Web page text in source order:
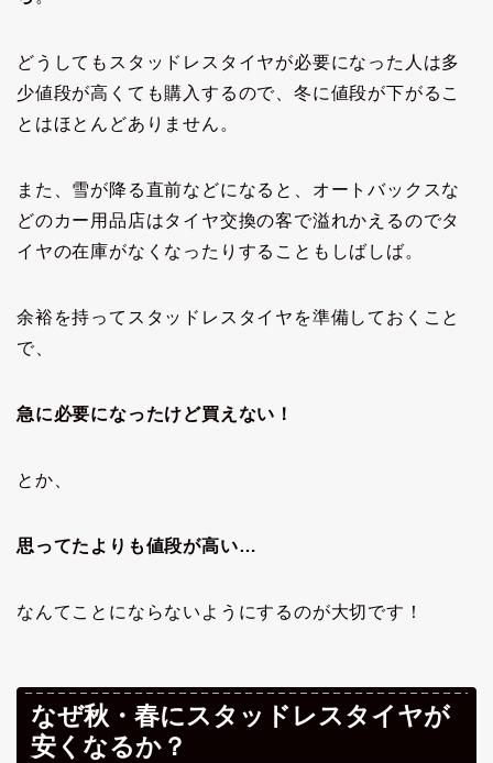
どうしてもスタッドレスタイヤが必要になった人は多
少値段が高くても購入するので、冬に値段が下がるこ
とはほとんどありません。
また、雪が降る直前などになると、オートバックスな
どのカー用品店はタイヤ交換の客で溢れかえるのでタ
イヤの在庫がなくなったりすることもしばしば。
余裕を持ってスタッドレスタイヤを準備しておくこと
で、
急に必要になったけど買えない！
とか、
思ってたよりも値段が高い…
なんてことにならないようにするのが大切です！
なぜ秋・春にスタッドレスタイヤが
安くなるか？